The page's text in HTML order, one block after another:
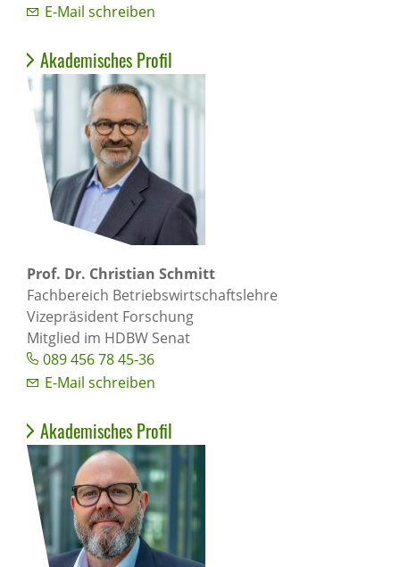
E-Mail schreiben
Akademisches Profil
Prof. Dr. Christian Schmitt
Fachbereich Betriebswirtschaftslehre
Vizepräsident Forschung
Mitglied im HDBW Senat
089 456 78 45-36
E-Mail schreiben
Akademisches Profil